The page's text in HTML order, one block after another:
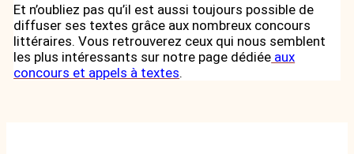
Et n’oubliez pas qu’il est aussi toujours possible de
diffuser ses textes grâce aux nombreux concours
littéraires. Vous retrouverez ceux qui nous semblent
les plus intéressants sur notre page dédiée aux
concours et appels à textes.